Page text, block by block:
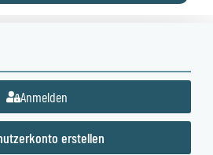
Anmelden
erstellen